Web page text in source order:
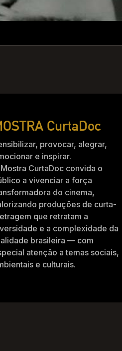
CurtaDoc
provocar, alegrar,
e inspirar.
CurtaDoc convida o
a vivenciar a força
do cinema,
produções de curta-
que retratam a
e a complexidade da
brasileira — com
atenção a temas sociais,
e culturais.